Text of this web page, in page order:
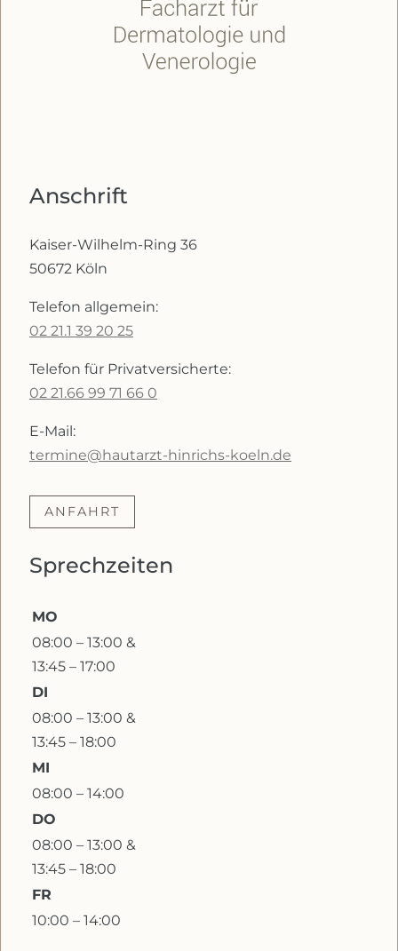
Anschrift
Kaiser-Wilhelm-Ring 36
50672 Köln
Telefon allgemein:
02 21.1 39 20 25
Telefon für Privatversicherte:
02 21.66 99 71 66 0
E-Mail:
termine@hautarzt-hinrichs-koeln.de
ANFAHRT
Sprechzeiten
MO
08:00 – 13:00 &
13:45 – 17:00
DI
08:00 – 13:00 &
13:45 – 18:00
MI
08:00 – 14:00
DO
08:00 – 13:00 &
13:45 – 18:00
FR
10:00 – 14:00